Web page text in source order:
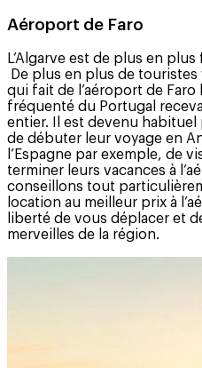
Aéroport de Faro
L’Algarve est de plus en
De plus en plus de
qui fait de l’aéroport de
fréquenté du Portugal
entier. Il est devenu
de débuter leur voyage en
l’Espagne par exemple, de
terminer leurs vacances à
conseillons tout
location au meilleur prix à
liberté de vous déplacer et
merveilles de la région.